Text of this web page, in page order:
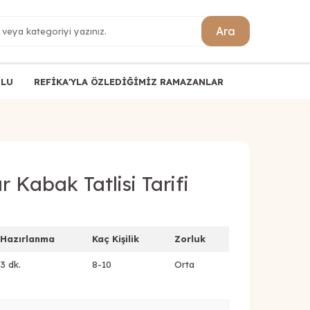
Ara
REFİKA'YLA ÖZLEDİĞİMİZ RAMAZANLAR
Kabak Tatlisi Tarifi
Hazırlanma Kaç Kişilik Zorluk
3 dk. 8-10 Orta